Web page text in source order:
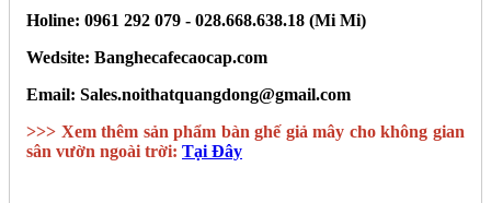
Holine: 0961 292 079 - 028.668.638.18 (Mi Mi)
Wedsite: Banghecafecaocap.com
Email: Sales.noithatquangdong@gmail.com
>>> Xem thêm sản phẩm bàn ghế giả mây cho không gian
sân vườn ngoài trời: Tại Đây